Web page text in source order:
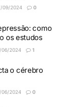
09/2024 0
como
os estudos
06/2024 1
o cérebro
06/2024 0